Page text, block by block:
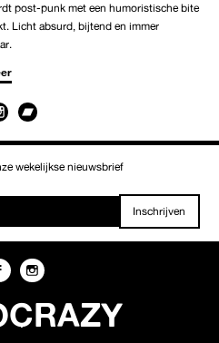
post-punk met een humoristische bite
Licht absurd, bijtend en immer
wekelijkse nieuwsbrief
Inschrijven